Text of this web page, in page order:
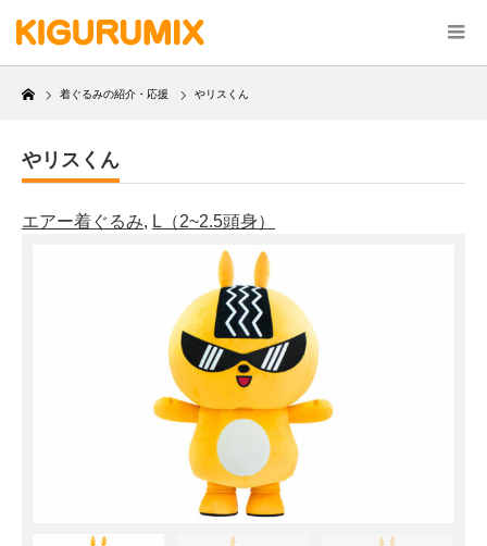
Home
着ぐるみの紹介・応援 やリスくん
やリスくん
エアー着ぐるみ, L（2~2.5頭身）